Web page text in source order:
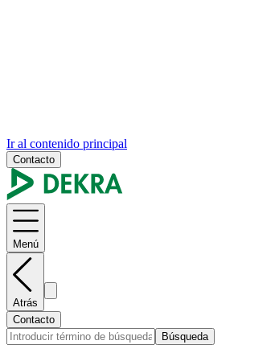
Ir al contenido principal
Contacto
Menú
Atrás
Contacto
Búsqueda